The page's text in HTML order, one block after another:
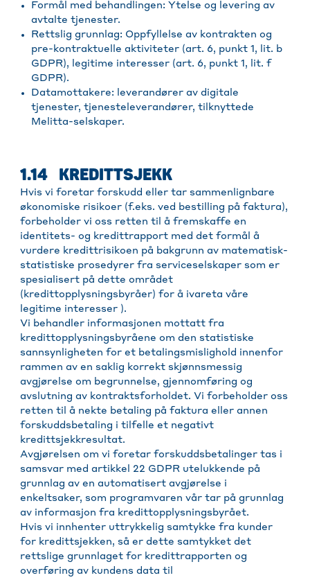
Formål med behandlingen: Ytelse og levering av
avtalte tjenester.
Rettslig grunnlag: Oppfyllelse av kontrakten og
pre-kontraktuelle aktiviteter (art. 6, punkt 1, lit. b
GDPR), legitime interesser (art. 6, punkt 1, lit. f
GDPR).
Datamottakere: leverandører av digitale
tjenester, tjenesteleverandører, tilknyttede
Melitta-selskaper.
1.14 KREDITTSJEKK
Hvis vi foretar forskudd eller tar sammenlignbare
økonomiske risikoer (f.eks. ved bestilling på faktura),
forbeholder vi oss retten til å fremskaffe en
identitets- og kredittrapport med det formål å
vurdere kredittrisikoen på bakgrunn av matematisk-
statistiske prosedyrer fra serviceselskaper som er
spesialisert på dette området
(kredittopplysningsbyråer) for å ivareta våre
legitime interesser ).
Vi behandler informasjonen mottatt fra
kredittopplysningsbyråene om den statistiske
sannsynligheten for et betalingsmislighold innenfor
rammen av en saklig korrekt skjønnsmessig
avgjørelse om begrunnelse, gjennomføring og
avslutning av kontraktsforholdet. Vi forbeholder oss
retten til å nekte betaling på faktura eller annen
forskuddsbetaling i tilfelle et negativt
kredittsjekkresultat.
Avgjørelsen om vi foretar forskuddsbetalinger tas i
samsvar med artikkel 22 GDPR utelukkende på
grunnlag av en automatisert avgjørelse i
enkeltsaker, som programvaren vår tar på grunnlag
av informasjon fra kredittopplysningsbyrået.
Hvis vi innhenter uttrykkelig samtykke fra kunder
for kredittsjekken, så er dette samtykket det
rettslige grunnlaget for kredittrapporten og
overføring av kundens data til